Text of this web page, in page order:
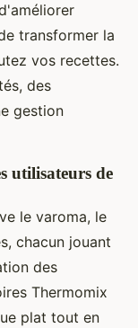
transformer la
vos recettes.
des
gestion
utilisateurs de
le varoma, le
chacun jouant
des
Thermomix
plat tout en